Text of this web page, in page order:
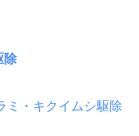
除
ミ・キクイムシ駆除